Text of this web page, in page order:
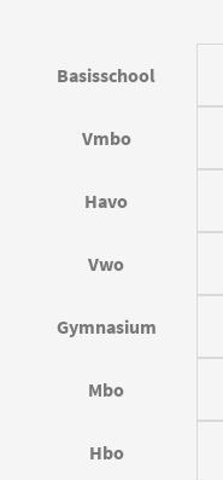
Basisschool
Vmbo
Havo
Vwo
Gymnasium
Mbo
Hbo